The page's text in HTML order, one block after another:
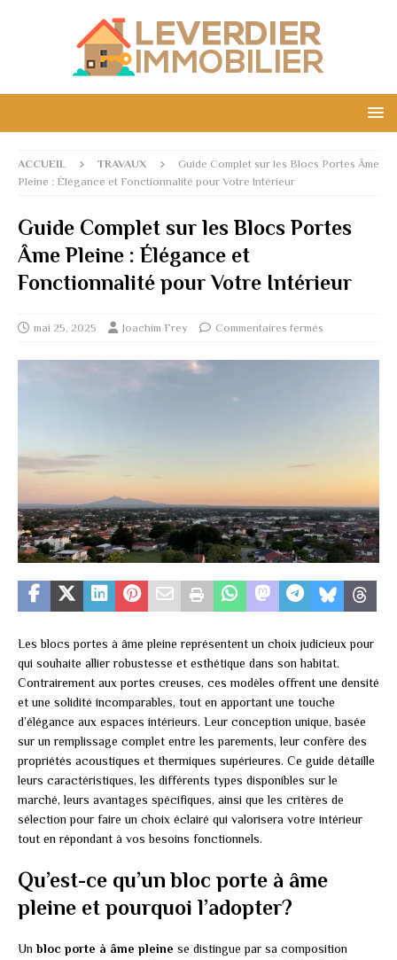
ACCUEIL TRAVAUX
Guide Complet sur les Blocs Portes Âme
Pleine : Élégance et Fonctionnalité pour Votre Intérieur
Guide Complet sur les Blocs Portes
Âme Pleine : Élégance et
Fonctionnalité pour Votre Intérieur
mai 25, 2025 Joachim Frey Commentaires fermés
Les blocs portes à âme pleine représentent un choix judicieux pour
qui souhaite allier robustesse et esthétique dans son habitat.
Contrairement aux portes creuses, ces modèles offrent une densité
et une solidité incomparables, tout en apportant une touche
d’élégance aux espaces intérieurs. Leur conception unique, basée
sur un remplissage complet entre les parements, leur confère des
propriétés acoustiques et thermiques supérieures. Ce guide détaille
leurs caractéristiques, les différents types disponibles sur le
marché, leurs avantages spécifiques, ainsi que les critères de
sélection pour faire un choix éclairé qui valorisera votre intérieur
tout en répondant à vos besoins fonctionnels.
Qu’est-ce qu’un bloc porte à âme
pleine et pourquoi l’adopter?
Unbloc porte à âme pleine se distingue par sa composition